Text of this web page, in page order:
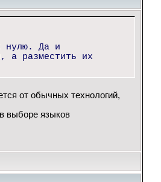
нулю. Да и
а разместить их
от обычных технологий,
выборе языков